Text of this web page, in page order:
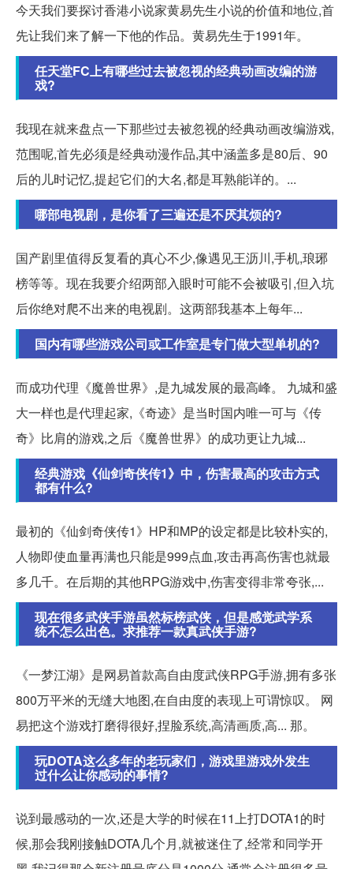
今天我们要探讨香港小说家黄易先生小说的价值和地位,首
先让我们来了解一下他的作品。黄易先生于1991年。
任天堂FC上有哪些过去被忽视的经典动画改编的游
戏?
我现在就来盘点一下那些过去被忽视的经典动画改编游戏,
范围呢,首先必须是经典动漫作品,其中涵盖多是80后、90
后的儿时记忆,提起它们的大名,都是耳熟能详的。...
哪部电视剧，是你看了三遍还是不厌其烦的?
国产剧里值得反复看的真心不少,像遇见王沥川,手机,琅琊
榜等等。现在我要介绍两部入眼时可能不会被吸引,但入坑
后你绝对爬不出来的电视剧。这两部我基本上每年...
国内有哪些游戏公司或工作室是专门做大型单机的?
而成功代理《魔兽世界》,是九城发展的最高峰。 九城和盛
大一样也是代理起家,《奇迹》是当时国内唯一可与《传
奇》比肩的游戏,之后《魔兽世界》的成功更让九城...
经典游戏《仙剑奇侠传1》中，伤害最高的攻击方式
都有什么?
最初的《仙剑奇侠传1》HP和MP的设定都是比较朴实的,
人物即使血量再满也只能是999点血,攻击再高伤害也就最
多几千。在后期的其他RPG游戏中,伤害变得非常夸张,...
现在很多武侠手游虽然标榜武侠，但是感觉武学系
统不怎么出色。求推荐一款真武侠手游?
《一梦江湖》是网易首款高自由度武侠RPG手游,拥有多张
800万平米的无缝大地图,在自由度的表现上可谓惊叹。 网
易把这个游戏打磨得很好,捏脸系统,高清画质,高... 那。
玩DOTA这么多年的老玩家们，游戏里游戏外发生
过什么让你感动的事情?
说到最感动的一次,还是大学的时候在11上打DOTA1的时
候,那会我刚接触DOTA几个月,就被迷住了,经常和同学开